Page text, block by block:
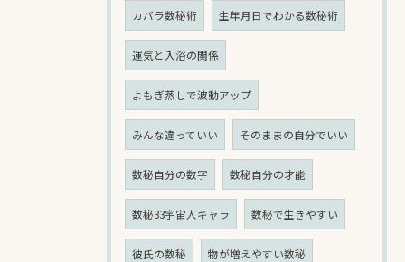
カバラ数秘術 生年月日でわかる数秘術
運気と入浴の関係
よもぎ蒸しで波動アップ
みんな違っていい そのままの自分でいい
数秘自分の数字 数秘自分の才能
数秘33宇宙人キャラ 数秘で生きやすい
彼氏の数秘 物が増えやすい数秘